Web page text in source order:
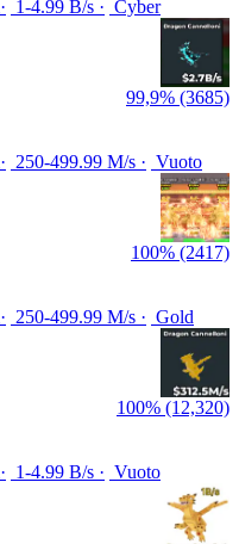
1-4.99 B/s
Cyber
99,9% (3685)
250-499.99 M/s
Vuoto
100% (2417)
250-499.99 M/s
Gold
100% (12,320)
1-4.99 B/s
Vuoto